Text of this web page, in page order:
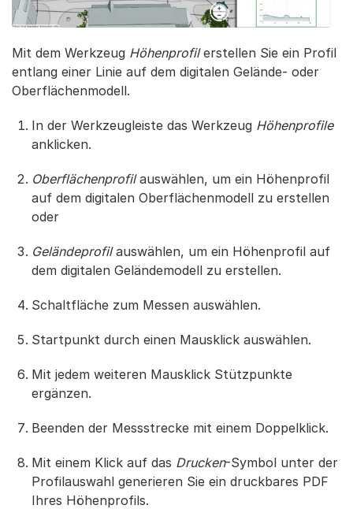
Mit dem Werkzeug Höhenprofilerstellen Sie ein Profil
entlang einer Linie auf dem digitalen Gelände- oder
Oberflächenmodell.
In der Werkzeugleiste das Werkzeug Höhenprofile
anklicken.
Oberflächenprofilauswählen, um ein Höhenprofil
auf dem digitalen Oberflächenmodell zu erstellen
oder
Geländeprofilauswählen, um ein Höhenprofil auf
dem digitalen Geländemodell zu erstellen.
Schaltfläche zum Messen auswählen.
Startpunkt durch einen Mausklick auswählen.
Mit jedem weiteren Mausklick Stützpunkte
ergänzen.
Beenden der Messstrecke mit einem Doppelklick.
Mit einem Klick auf das Drucken-Symbol unter der
Profilauswahl generieren Sie ein druckbares PDF
Ihres Höhenprofils.